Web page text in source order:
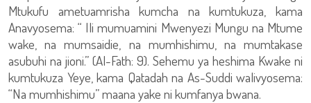
Mtukufu ametuamrisha kumcha na kumtukuza, kama
Anavyosema: “ Ili mumuamini Mwenyezi Mungu na Mtume
wake, na mumsaidie, na mumhishimu, na mumtakase
asubuhi na jioni.” (Al-Fath: 9). Sehemu ya heshima Kwake ni
kumtukuza Yeye, kama Qatadah na As-Suddi walivyosema:
“Na mumhishimu” maana yake ni kumfanya bwana.